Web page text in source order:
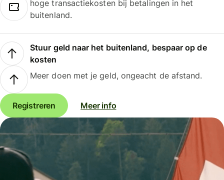
hoge transactiekosten bij betalingen in het
buitenland.
Stuur geld naar het buitenland, bespaar op de
kosten
Meer doen met je geld, ongeacht de afstand.
Registreren Meer info